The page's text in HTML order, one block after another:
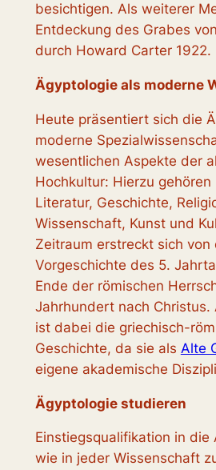
besichtigen. Als weiterer
Entdeckung des Grabes
durch Howard Carter 1922.
Ägyptologie als moderne
Heute präsentiert sich die
moderne
wesentlichen Aspekte der
Hochkultur: Hierzu gehören
Literatur, Geschichte,
Wissenschaft, Kunst und
Zeitraum erstreckt sich von
Vorgeschichte des 5.
Ende der römischen
Jahrhundert nach Christus.
ist dabei die griechisch-
Geschichte, da sie als Alte
eigene akademische
Ägyptologie studieren
Einstiegsqualifikation in die
wie in jeder Wissenschaft